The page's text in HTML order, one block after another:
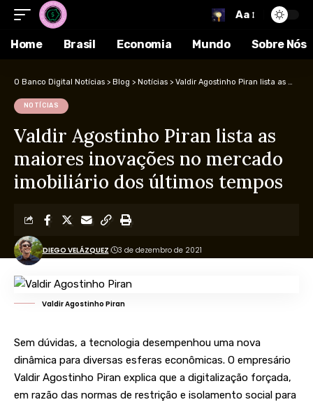
Aa
Home Brasil Economia Mundo Sobre Nós
O Banco Digital Notícias > Blog > Notícias > Valdir Agostinho Piran lista as maiores inovações no mercado imobiliário dos últimos tempos
NOTÍCIAS
Valdir Agostinho Piran lista as
maiores inovações no mercado
imobiliário dos últimos tempos
DIEGO VELÁZQUEZ 3 de dezembro de 2021
Valdir Agostinho Piran
Sem dúvidas, a tecnologia desempenhou uma nova
dinâmica para diversas esferas econômicas. O empresário
Valdir Agostinho Piran explica que a digitalização forçada,
em razão das normas de restrição e isolamento social para